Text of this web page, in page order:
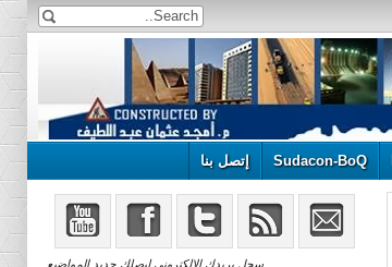
Sudacon-BoQ إتصل بنا
سجل بريدك الإلكتروني ليصلك جديد المواضيع